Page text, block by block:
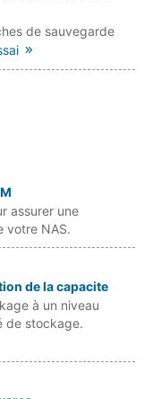
de sauvegarde
assurer une
votre NAS.
de la capacite
à un niveau
de stockage.